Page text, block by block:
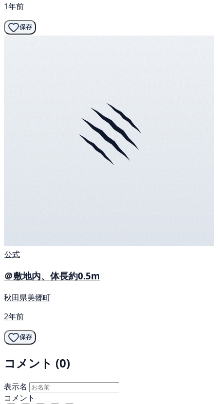
1年前
保存
公式
＠敷地内、体長約0.5m
秋田県美郷町
2年前
保存
コメント (0)
表示名
コメント